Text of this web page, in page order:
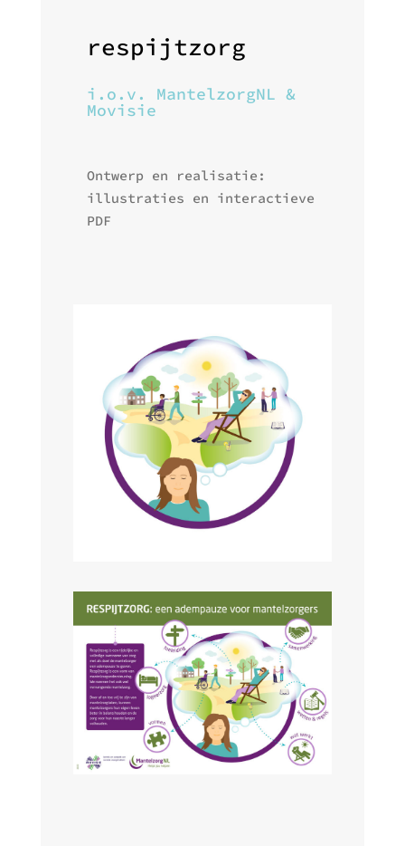
respijtzorg
i.o.v. MantelzorgNL &
Movisie
Ontwerp en realisatie:
illustraties en interactieve
PDF